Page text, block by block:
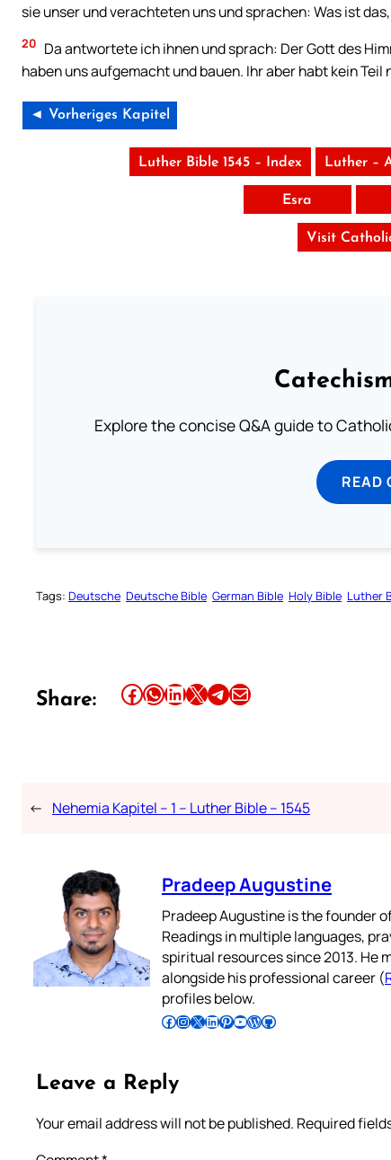
sie unser und verachteten uns und sprachen: Was ist
20 Da antwortete ich ihnen und sprach: Der Gott des
haben uns aufgemacht und bauen. Ihr aber habt kein
◄ Vorheriges Kapitel
Luther Bible 1545 – Index Luther –
Esra
Visit
Explore the concise Q&A guide to
READ
Tags: Deutsche Deutsche Bible German Bible Holy Bible Luther
Share: Share this article on Facebook Share this article on WhatsApp Share this article on LinkedIn Share this article on X Share this article on TelegramEmail this Article
← Nehemia Kapitel – 1 – Luther Bible – 1545
Pradeep Augustine
Pradeep Augustine is the founder
Readings in multiple languages,
spiritual resources since 2013. He
alongside his professional career (
profiles below.
Follow Pradeep on Facebook Follow Pradeep on InstagramFollow Pradeep on X Follow Pradeep on LinkedIn Follow Pradeep on Pinterest Subscribe to Pradeep’s Youtube Channel Follow Pradeep on WordPress Follow Pradeep on GitHub
Leave a Reply
Your email address will not be published. Required